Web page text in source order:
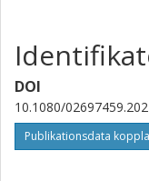
DOI
10.1080/
Publikationsdata